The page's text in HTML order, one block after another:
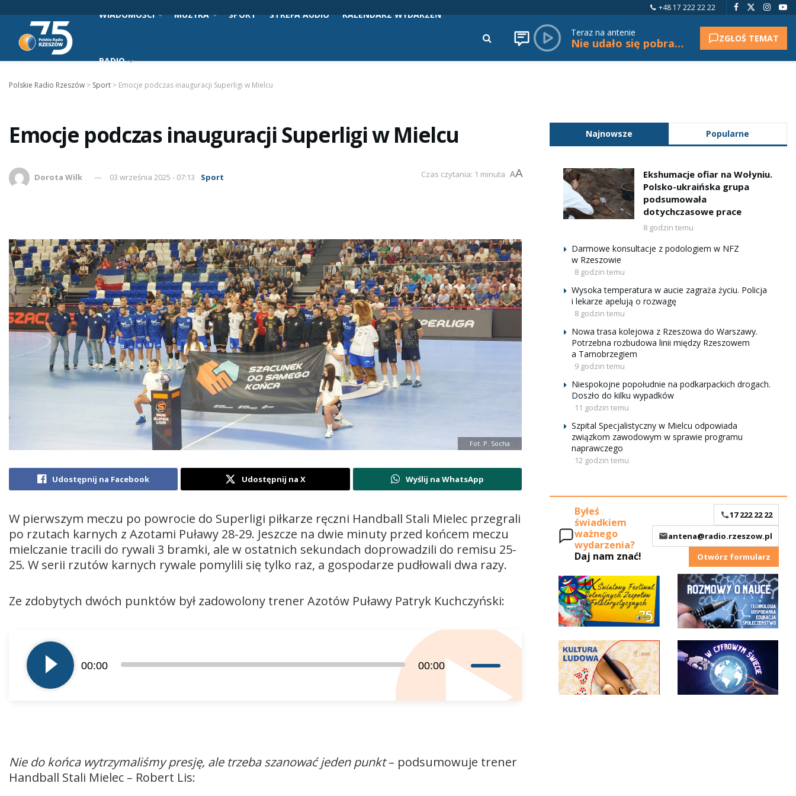
+48 17 222 22 22
WIADOMOŚCI MUZYKA SPORT STREFA AUDIO KALENDARZ WYDARZEŃ
RADIO
Teraz na antenie
Nie udało się pobrać tytułu. ZGŁOŚ TEMAT
Polskie Radio Rzeszów > Sport > Emocje podczas inauguracji Superligi w Mielcu
Emocje podczas inauguracji Superligi w Mielcu
Dorota Wilk 03 września 2025 - 07:13 Sport Czas czytania: 1 minuta AA
Fot. P. Socha
Udostępnij na Facebook Udostępnij na X Wyślij na WhatsApp
W pierwszym meczu po powrocie do Superligi piłkarze ręczni Handball Stali Mielec przegrali
po rzutach karnych z Azotami Puławy 28-29. Jeszcze na dwie minuty przed końcem meczu
mielczanie tracili do rywali 3 bramki, ale w ostatnich sekundach doprowadzili do remisu 25-
25. W serii rzutów karnych rywale pomylili się tylko raz, a gospodarze pudłowali dwa razy.
Ze zdobytych dwóch punktów był zadowolony trener Azotów Puławy Patryk Kuchczyński:
plików
dźwiękowych
00:00 00:00
strzałek
aby
Nie do końca wytrzymaliśmy presję, ale trzeba szanować jeden punkt– podsumowuje trener
Handball Stali Mielec – Robert Lis:
Najnowsze Popularne
Ekshumacje ofiar na Wołyniu.
Polsko-ukraińska grupa
podsumowała
dotychczasowe prace
8 godzin temu
Darmowe konsultacje z podologiem w NFZ
w Rzeszowie
8 godzin temu
Wysoka temperatura w aucie zagraża życiu. Policja
i lekarze apelują o rozwagę
8 godzin temu
Nowa trasa kolejowa z Rzeszowa do Warszawy.
Potrzebna rozbudowa linii między Rzeszowem
a Tarnobrzegiem
9 godzin temu
Niespokojne popołudnie na podkarpackich drogach.
Doszło do kilku wypadków
11 godzin temu
Szpital Specjalistyczny w Mielcu odpowiada
związkom zawodowym w sprawie programu
naprawczego
12 godzin temu
Byłeś
świadkiem
ważnego
wydarzenia?
Daj nam znać!
17 222 22 22
antena@radio.rzeszow.pl
Otwórz formularz